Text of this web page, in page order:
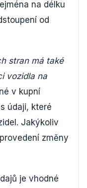
na délku
od
stran má také
vozidla na
v kupní
údaji, které
Jakýkoliv
změny
je vhodné